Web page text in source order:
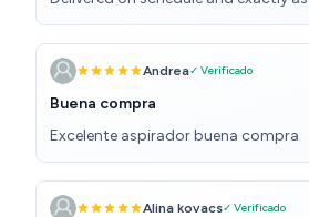
Andrea✓ Verificado
Buena compra
Excelente aspirador buena compra
Alina kovacs✓ Verificado